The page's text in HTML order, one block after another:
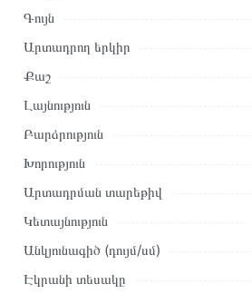
Այս ապրանքը գնելու համար սեղմեք
զամբյուղին»
կամ սեղմեք
Կարող եք նաև պատվիրել՝
Գույն
Արտադրող երկիր
Քաշ
Լայնություն
Բարձրություն
Խորություն
Արտադրման տարեթիվ
Կետայնություն
Անկյունագիծ (դույմ/սմ)
Էկրանի տեսակը